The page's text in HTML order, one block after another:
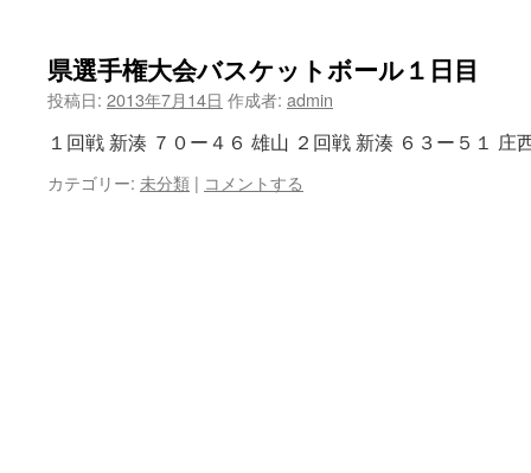
県選手権大会バスケットボール１日目
投稿日: 2013年7月14日 作成者: admin
１回戦 新湊 ７０ー４６ 雄山 ２回戦 新湊 ６３ー５１ 庄
カテゴリー: 未分類 | コメントする